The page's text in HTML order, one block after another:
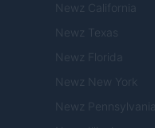
Newz California
Newz Texas
Newz Florida
Newz New York
Newz Pennsylvania